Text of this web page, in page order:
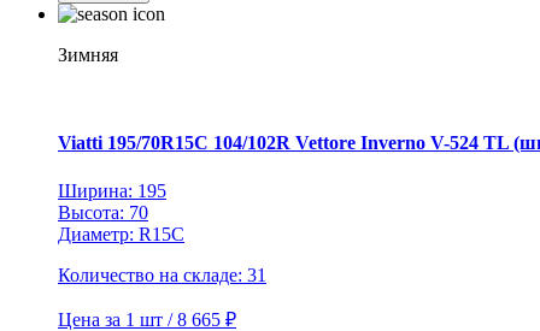
Viatti
195/75R16C
107/105R
525
TL
Зимняя
Viatti 195/70R15C 104/102R Vettore Inverno V-524 TL
Ширина: 195
Высота: 70
Диаметр: R15C
Количество на складе: 31
Цена за 1 шт / 8 665 ₽